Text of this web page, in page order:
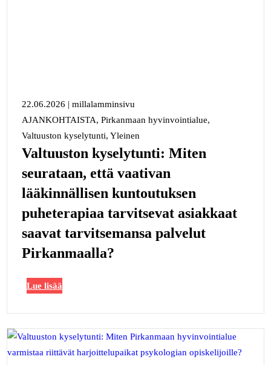
22.06.2026 | millalamminsivu
AJANKOHTAISTA, Pirkanmaan hyvinvointialue,
Valtuuston kyselytunti, Yleinen
Valtuuston kyselytunti: Miten
seurataan, että vaativan
lääkinnällisen kuntoutuksen
puheterapiaa tarvitsevat asiakkaat
saavat tarvitsemansa palvelut
Pirkanmaalla?
Lue lisää